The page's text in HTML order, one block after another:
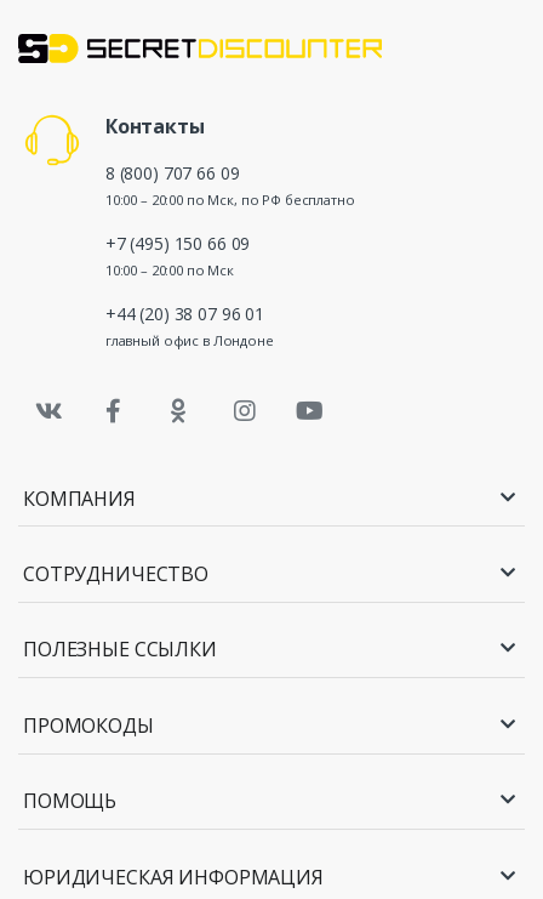
Контакты
8 (800) 707 66 09
10:00 – 20:00 по Мск, по РФ бесплатно
+7 (495) 150 66 09
10:00 – 20:00 по Мск
+44 (20) 38 07 96 01
главный офис в Лондоне
КОМПАНИЯ
СОТРУДНИЧЕСТВО
ПОЛЕЗНЫЕ ССЫЛКИ
ПРОМОКОДЫ
ПОМОЩЬ
ЮРИДИЧЕСКАЯ ИНФОРМАЦИЯ